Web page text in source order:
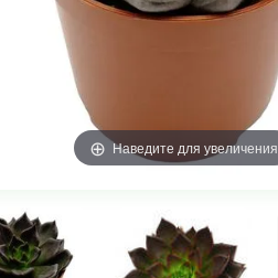
Наведите для увеличения